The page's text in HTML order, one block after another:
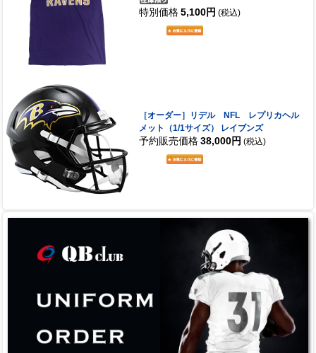
特別価格 5,100円 (税込)
［オーダー］リデル NFL レプリカヘル
メット（1/1サイズ） レイブンズ
予約販売価格 38,000円 (税込)